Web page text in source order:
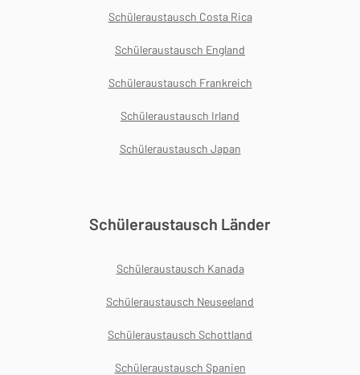
Schüleraustausch Costa Rica
Schüleraustausch England
Schüleraustausch Frankreich
Schüleraustausch Irland
Schüleraustausch Japan
Schüleraustausch Länder
Schüleraustausch Kanada
Schüleraustausch Neuseeland
Schüleraustausch Schottland
Schüleraustausch Spanien